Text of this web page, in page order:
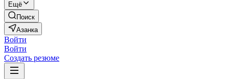
Ещё
Поиск
Азанка
Войти
Войти
Создать резюме